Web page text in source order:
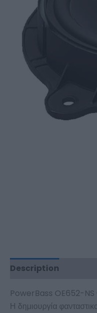
Description
PowerBass OE652-NS
Η δημιουργία